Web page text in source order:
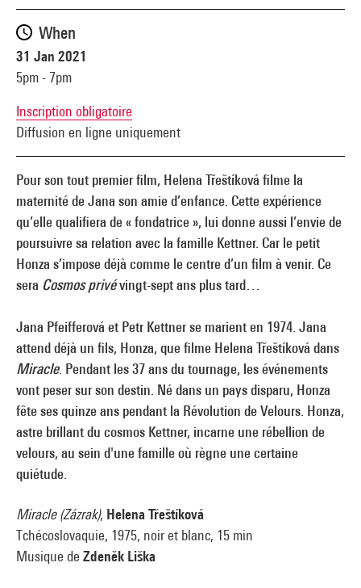
Pour son tout premier film, Helena Třeštíková filme la
maternité de Jana son amie d’enfance. Cette expérience
qu’elle qualifiera de « fondatrice », lui donne aussi l’envie de
poursuivre sa relation avec la famille Kettner. Car le petit
Honza s’impose déjà comme le centre d’un film à venir. Ce
sera Cosmos privévingt-sept ans plus tard…
Jana Pfeifferová et Petr Kettner se marient en 1974. Jana
attend déjà un fils, Honza, que filme Helena Třeštíková dans
Miracle. Pendant les 37 ans du tournage, les événements
vont peser sur son destin. Né dans un pays disparu, Honza
fête ses quinze ans pendant la Révolution de Velours. Honza,
astre brillant du cosmos Kettner, incarne une rébellion de
velours, au sein d'une famille où règne une certaine
quiétude.
Miracle (Zázrak), Helena Třeštíková
Tchécoslovaquie, 1975, noir et blanc, 15 min
Musique de Zdeněk Liška
When
31 Jan 2021
5pm - 7pm
Inscription obligatoire
Diffusion en ligne uniquement